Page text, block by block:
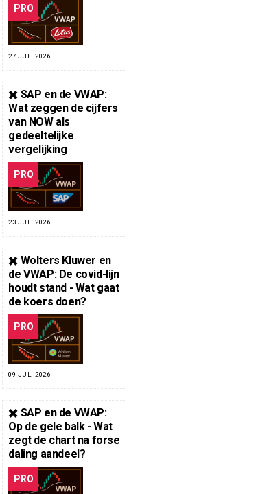
PRO
27 JUL. 2026
✖️ SAP en de VWAP:
Wat zeggen de cijfers
van NOW als
gedeeltelijke
vergelijking
PRO
23 JUL. 2026
✖️ Wolters Kluwer en
de VWAP: De covid-lijn
houdt stand - Wat gaat
de koers doen?
PRO
09 JUL. 2026
✖️ SAP en de VWAP:
Op de gele balk - Wat
zegt de chart na forse
daling aandeel?
PRO